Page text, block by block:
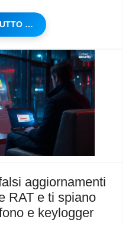
…
aggiornamenti
RAT e ti spiano
e keylogger